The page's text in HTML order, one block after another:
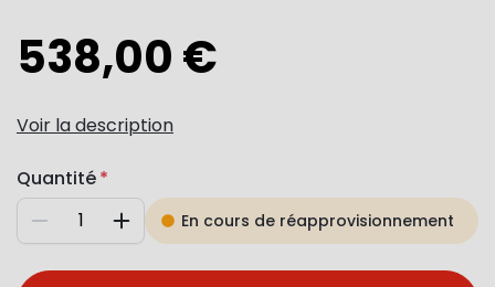
538,00 €
Voir la description
Quantité
Diminuer AugmenterEn cours de réapprovisionnement